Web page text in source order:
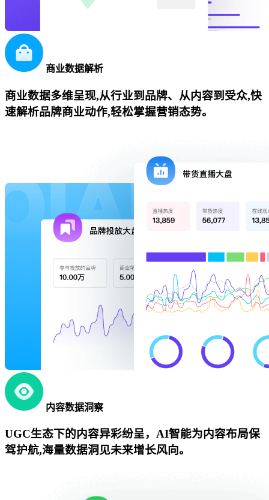
商业数据解析
商业数据多维呈现,从行业到品牌、从内容到受众,快
速解析品牌商业动作,轻松掌握营销态势。
内容数据洞察
UGC生态下的内容异彩纷呈，AI智能为内容布局保
驾护航,海量数据洞见未来增长风向。